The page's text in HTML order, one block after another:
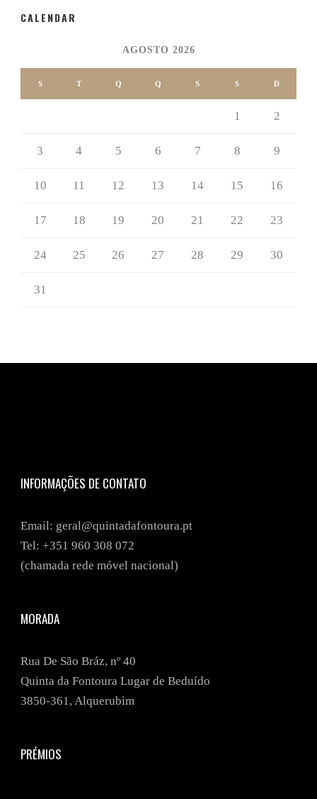
CALENDAR
AGOSTO 2026
S T Q Q S S D
1 2
3 4 5 6 7 8 9
10 11 12 13 14 15 16
17 18 19 20 21 22 23
24 25 26 27 28 29 30
31
INFORMAÇÕES DE CONTATO
Email: geral@quintadafontoura.pt
Tel: +351 960 308 072
(chamada rede móvel nacional)
MORADA
Rua De São Bráz, nº 40
Quinta da Fontoura Lugar de Beduído
3850-361, Alquerubim
PRÉMIOS